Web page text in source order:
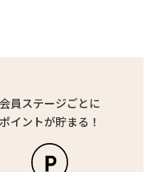
会員ステージごとに
ポイントが貯まる！